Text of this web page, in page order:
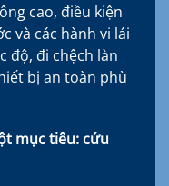
cao, điều kiện
và các hành vi lái
độ, đi chệch làn
bị an toàn phù
mục tiêu: cứu